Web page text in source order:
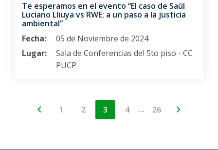
Te esperamos en el evento “El caso de Saúl
Luciano Lliuya vs RWE: a un paso a la justicia
ambiental”
Fecha:
05 de Noviembre de 2024
Lugar:
Sala de Conferencias del 5to piso - CC
PUCP
1 2 3 4 … 26